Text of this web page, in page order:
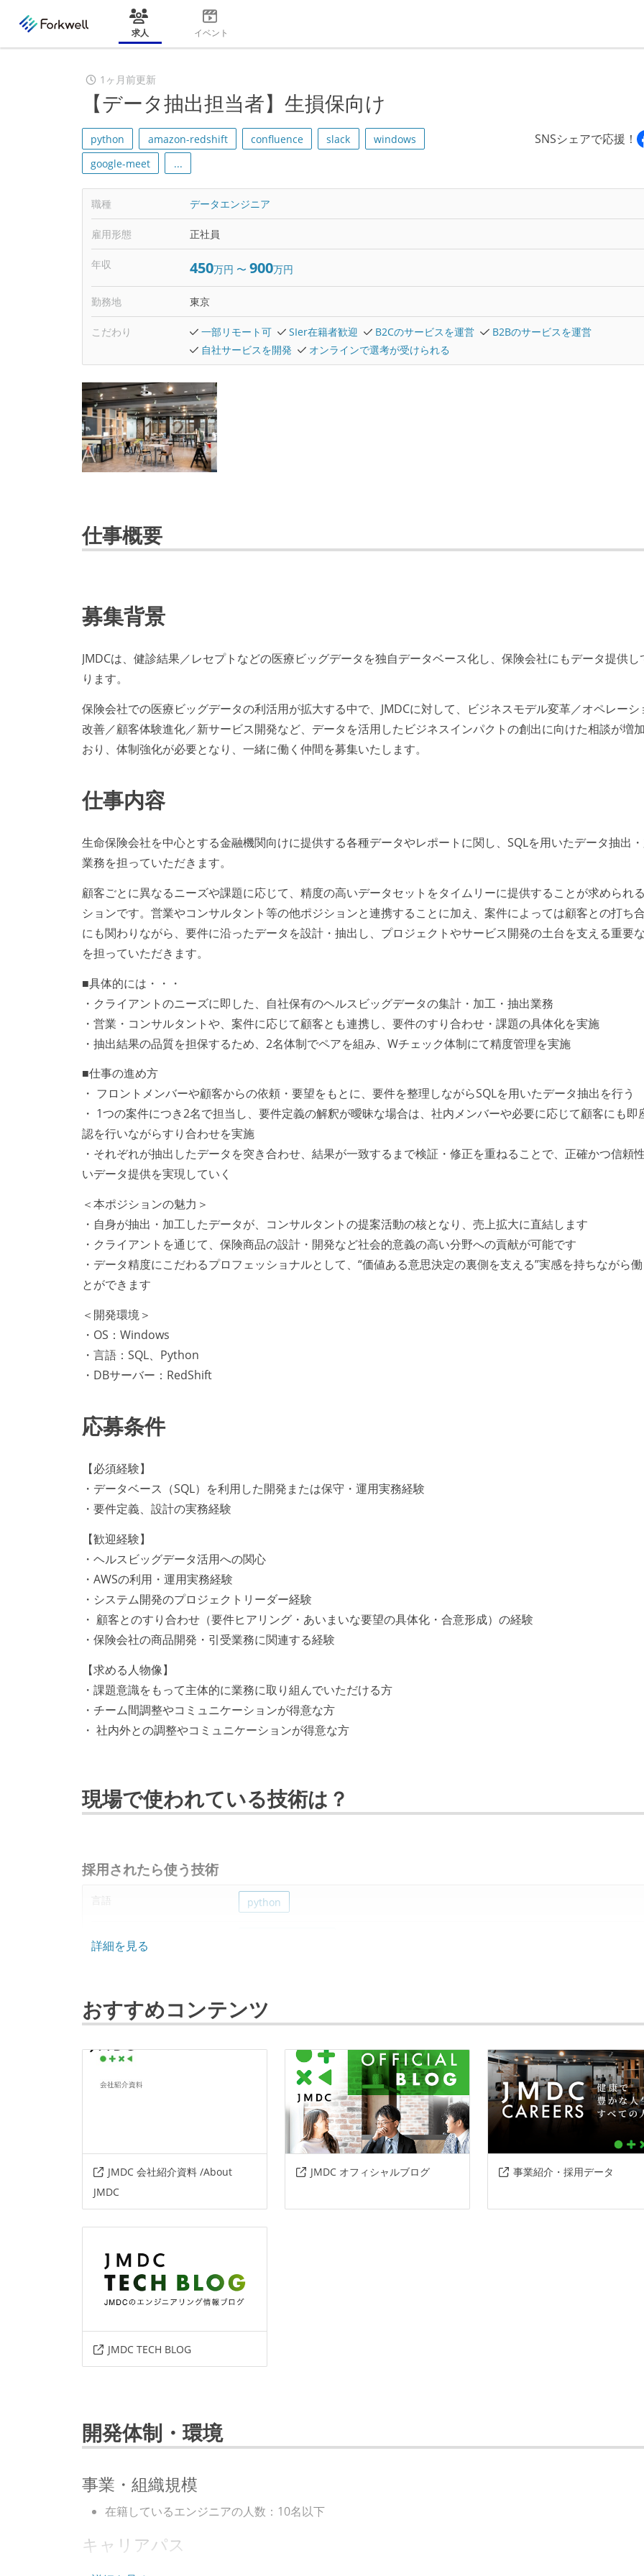
求人 イベント
1ヶ月前更新
【データ抽出担当者】生損保向け
python amazon-redshift confluence slack
windows
google-meet
...
SNSシェアで応援！
職種 データエンジニア
雇用形態 正社員
年収 450万円 〜 900万円
勤務地 東京
こだわり 一部リモート可 SIer在籍者歓迎 B2Cのサービスを運営
B2Bのサービスを運営
自社サービスを開発
オンラインで選考が受けられる
仕事概要
募集背景
JMDCは、健診結果／レセプトなどの医療ビッグデータを独自データベース化し、保険会社にもデータ提供し
ります。
保険会社での医療ビッグデータの利活用が拡大する中で、JMDCに対して、ビジネスモデル変革／オペレーシ
改善／顧客体験進化／新サービス開発など、データを活用したビジネスインパクトの創出に向けた相談が増
おり、体制強化が必要となり、一緒に働く仲間を募集いたします。
仕事内容
生命保険会社を中心とする金融機関向けに提供する各種データやレポートに関し、SQLを用いたデータ抽出
業務を担っていただきます。
顧客ごとに異なるニーズや課題に応じて、精度の高いデータセットをタイムリーに提供することが求められ
ションです。営業やコンサルタント等の他ポジションと連携することに加え、案件によっては顧客との打ち
にも関わりながら、要件に沿ったデータを設計・抽出し、プロジェクトやサービス開発の土台を支える重要
を担っていただきます。
■具体的には・・・
・クライアントのニーズに即した、自社保有のヘルスビッグデータの集計・加工・抽出業務
・営業・コンサルタントや、案件に応じて顧客とも連携し、要件のすり合わせ・課題の具体化を実施
・抽出結果の品質を担保するため、2名体制でペアを組み、Wチェック体制にて精度管理を実施
■仕事の進め方
・ フロントメンバーや顧客からの依頼・要望をもとに、要件を整理しながらSQLを用いたデータ抽出を行う
・ 1つの案件につき2名で担当し、要件定義の解釈が曖昧な場合は、社内メンバーや必要に応じて顧客にも即
認を行いながらすり合わせを実施
・それぞれが抽出したデータを突き合わせ、結果が一致するまで検証・修正を重ねることで、正確かつ信頼
いデータ提供を実現していく
＜本ポジションの魅力＞
・自身が抽出・加工したデータが、コンサルタントの提案活動の核となり、売上拡大に直結します
・クライアントを通じて、保険商品の設計・開発など社会的意義の高い分野への貢献が可能です
・データ精度にこだわるプロフェッショナルとして、“価値ある意思決定の裏側を支える”実感を持ちながら働
とができます
＜開発環境＞
・OS：Windows
・言語：SQL、Python
・DBサーバー：RedShift
応募条件
【必須経験】
・データベース（SQL）を利用した開発または保守・運用実務経験
・要件定義、設計の実務経験
【歓迎経験】
・ヘルスビッグデータ活用への関心
・AWSの利用・運用実務経験
・システム開発のプロジェクトリーダー経験
・ 顧客とのすり合わせ（要件ヒアリング・あいまいな要望の具体化・合意形成）の経験
・保険会社の商品開発・引受業務に関連する経験
【求める人物像】
・課題意識をもって主体的に業務に取り組んでいただける方
・チーム間調整やコミュニケーションが得意な方
・ 社内外との調整やコミュニケーションが得意な方
現場で使われている技術は？
採用されたら使う技術
言語 python
その他 windows
詳細を見る
おすすめコンテンツ
JMDC 会社紹介資料 /About
JMDC
JMDC オフィシャルブログ 事業紹介・採用データ
JMDC TECH BLOG
開発体制・環境
事業・組織規模
在籍しているエンジニアの人数：10名以下
キャリアパス
エンジニアの人事評価にエンジニア経験者が関わっている